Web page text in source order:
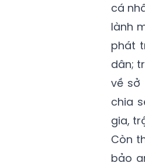
cá
lành
phát
dân;
về sở
chia
gia,
Còn
bảo